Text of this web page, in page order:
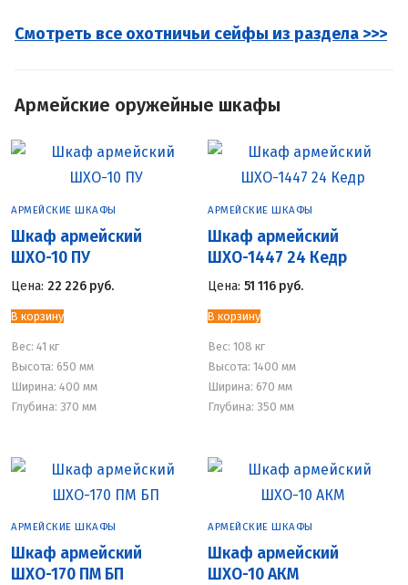
Смотреть все охотничьи сейфы из раздела >>>
Армейские оружейные шкафы
АРМЕЙСКИЕ ШКАФЫ
Шкаф армейский
ШХО-10 ПУ
Цена: 22 226 руб.
В корзину
Вес: 41 кг
Высота: 650 мм
Ширина: 400 мм
Глубина: 370 мм
АРМЕЙСКИЕ ШКАФЫ
Шкаф армейский
ШХО-1447 24 Кедр
Цена: 51 116 руб.
В корзину
Вес: 108 кг
Высота: 1400 мм
Ширина: 670 мм
Глубина: 350 мм
АРМЕЙСКИЕ ШКАФЫ
Шкаф армейский
ШХО-170 ПМ БП
АРМЕЙСКИЕ ШКАФЫ
Шкаф армейский
ШХО-10 АКМ